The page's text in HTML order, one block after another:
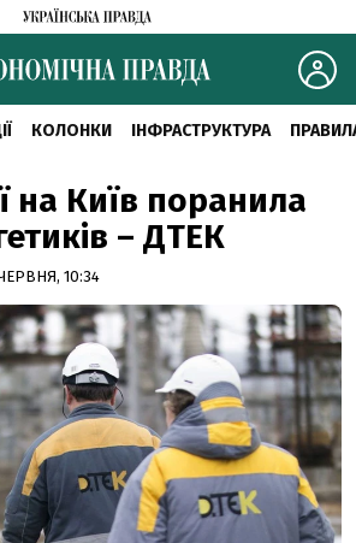
КОЛОНКИ ІНФРАСТРУКТУРА
на Київ поранила
– ДТЕК
10:34